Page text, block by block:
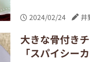
2024/02/24 井
大きな骨付き
「スパイシー